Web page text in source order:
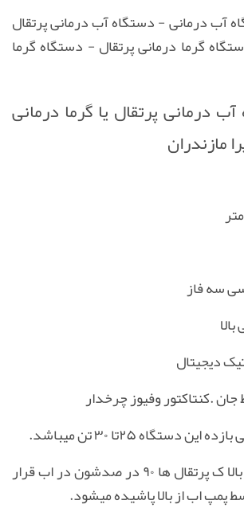
آب درمانی - دستگاه آب درمانی پرتقال
گرما درمانی پرتقال - دستگاه گرما
درمانی پرتقال یا گرما درمانی
مازندران
دیجیتال
جان .کنتاکتور وفیوز چرخدار
دستگاه ۲۵تا ۳۰ تن میباشد.
غرقابی و پاشش از بالا ک پرتقال ها ۹۰ در صدشون در اب قرار
پمپ اب از بالا پاشیده میشود.